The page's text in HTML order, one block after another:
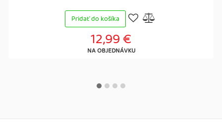
Pridať do košíka
12,99 €
NA OBJEDNÁVKU